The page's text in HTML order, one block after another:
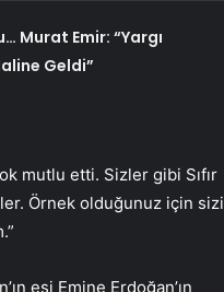
Murat Emir: “Yargı
Geldi”
mutlu etti. Sizler gibi Sıfır
Örnek olduğunuz için sizi
eşi Emine Erdoğan’ın